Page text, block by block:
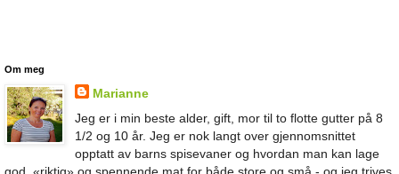
Om meg
Marianne
Jeg er i min beste alder, gift, mor til to flotte gutter på 8
1/2 og 10 år. Jeg er nok langt over gjennomsnittet
opptatt av barns spisevaner og hvordan man kan lage
god, «riktig» og spennende mat for både store og små - og jeg trives